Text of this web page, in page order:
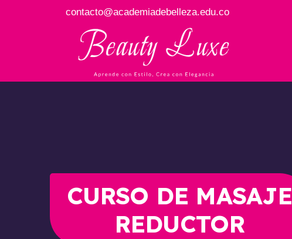
contacto@academiadebelleza.edu.co
CURSO DE MASAJE
REDUCTOR